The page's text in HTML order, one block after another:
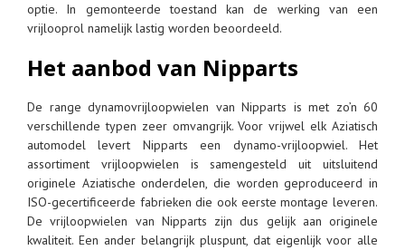
optie. In gemonteerde toestand kan de werking van een
vrijlooprol namelijk lastig worden beoordeeld.
Het aanbod van Nipparts
De range dynamovrijloopwielen van Nipparts is met zo’n 60
verschillende typen zeer omvangrijk. Voor vrijwel elk Aziatisch
automodel levert Nipparts een dynamo-vrijloopwiel. Het
assortiment vrijloopwielen is samengesteld uit uitsluitend
originele Aziatische onderdelen, die worden geproduceerd in
ISO-gecertificeerde fabrieken die ook eerste montage leveren.
De vrijloopwielen van Nipparts zijn dus gelijk aan originele
kwaliteit. Een ander belangrijk pluspunt, dat eigenlijk voor alle